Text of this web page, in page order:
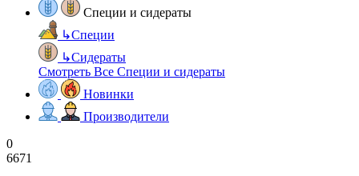
Специи и сидераты
↳Специи
↳Сидераты
Смотреть Все Специи и сидераты
Новинки
Производители
0
6671